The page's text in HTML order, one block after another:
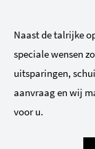
Naast de talrijke
speciale wensen
uitsparingen,
aanvraag en wij
voor u.